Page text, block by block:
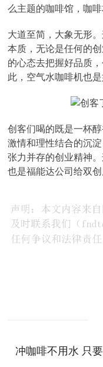
么主题的咖啡馆，咖
大道至简，大象无形
本质，无论是任何的
的心态去把握好品质
此，空气水咖啡机也是
创客们喝的既是一杯
激情和理性结合的沉
张力并存的创业精神
也是福能达公司给双
冲咖啡不用水 只